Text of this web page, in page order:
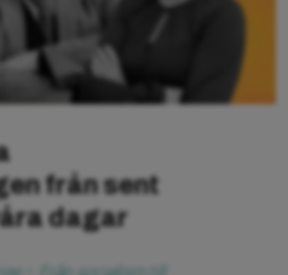
från sent
dagar
Från socialism till